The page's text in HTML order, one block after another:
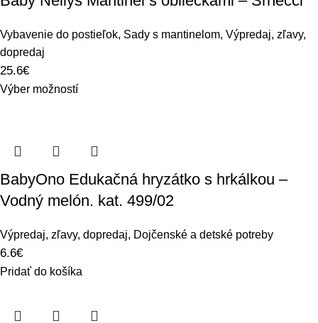
Vybavenie do postieľok, Sady s mantinelom, Výpredaj, zľavy,
dopredaj
25.6€
Výber možností
BabyOno Edukačná hryzátko s hrkálkou –
Vodný melón. kat. 499/02
Výpredaj, zľavy, dopredaj, Dojčenské a detské potreby
6.6€
Pridať do košíka